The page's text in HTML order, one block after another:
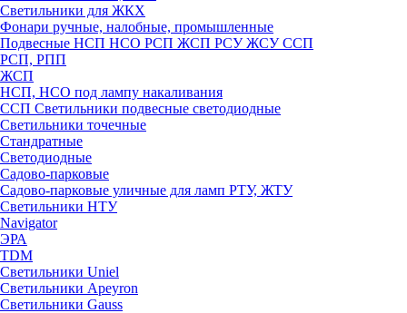
Светильники для ЖКХ
Фонари ручные, налобные, промышленные
Подвесные НСП НСО РСП ЖСП РСУ ЖСУ ССП
РСП, РПП
ЖСП
НСП, НСО под лампу накаливания
ССП Светильники подвесные светодиодные
Светильники точечные
Стандратные
Светодиодные
Садово-парковые
Садово-парковые уличные для ламп РТУ, ЖТУ
Светильники НТУ
Navigator
ЭРА
TDM
Светильники Uniel
Светильники Apeyron
Светильники Gauss